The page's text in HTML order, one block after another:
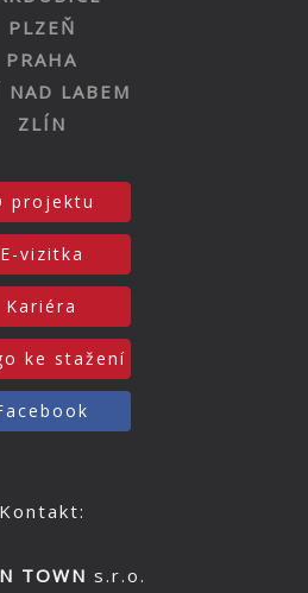
PLZEŇ
PRAHA
NAD LABEM
ZLÍN
projektu
E-vizitka
Kariéra
ke stažení
Kontakt:
TOWN s.r.o.